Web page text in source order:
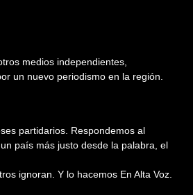
medios independientes,
un nuevo periodismo en la región.
partidarios. Respondemos al
país más justo desde la palabra, el
ignoran. Y lo hacemos En Alta Voz.